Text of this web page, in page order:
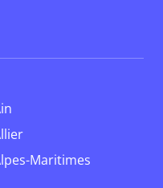
Ain
Allier
Alpes-Maritimes